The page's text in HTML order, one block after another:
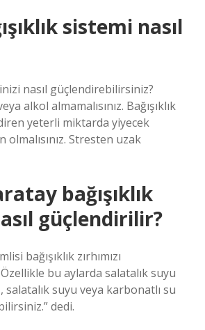
sistemi nasıl
nasıl güçlendirebilirsiniz?
alkol almamalısınız. Bağışıklık
yeterli miktarda yiyecek
olmalısınız. Stresten uzak
bağışıklık
güçlendirilir?
bağışıklık zırhımızı
bu aylarda salatalık suyu
salatalık suyu veya karbonatlı su
dedi.